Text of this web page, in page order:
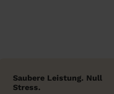
Saubere Leistung. Null
Stress.